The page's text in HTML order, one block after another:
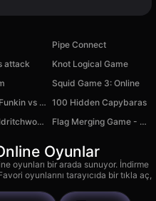
Pipe Connect
attack
Knot Logical Game
Squid Game 3: Online
Friday Night Funkin vs FNAF 1 100 Hidden Capybaras
Legends of Eldritchwood Flag Merging Game - Puzzle Game
Oyunlar
oyunları bir arada sunuyor. İndirme
oyunlarını tarayıcıda bir tıkla aç,